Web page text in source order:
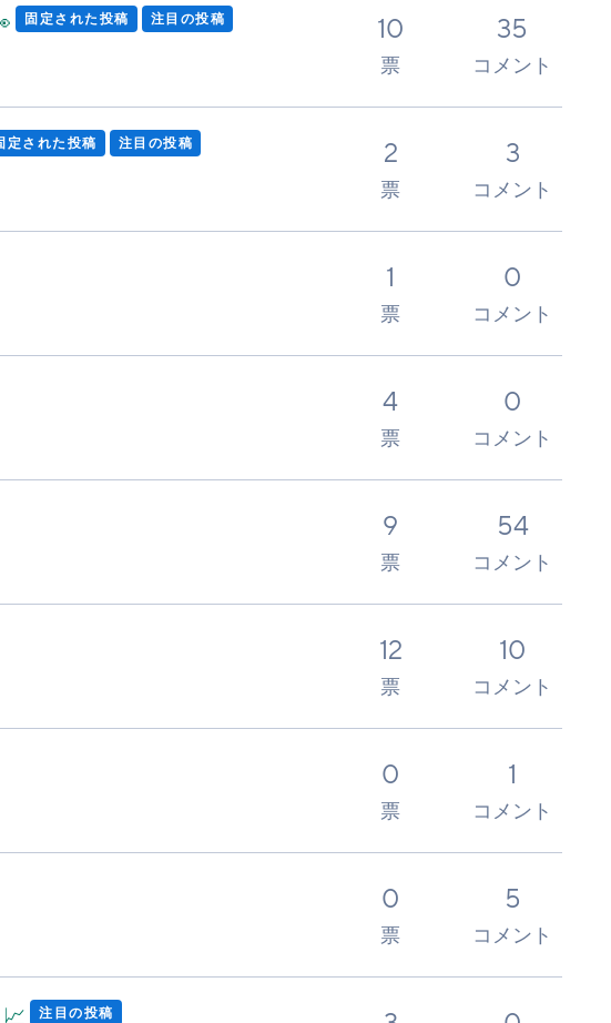
固定された投稿 注目の投稿 10
票
35
コメント
定された投稿 注目の投稿 2
票
3
コメント
1
票
0
コメント
4
票
0
コメント
9
票
54
コメント
12
票
10
コメント
0
票
1
コメント
0
票
5
コメント
注目の投稿